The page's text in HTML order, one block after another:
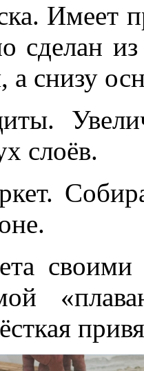
Имеет
сделан из
а снизу
слоёв.